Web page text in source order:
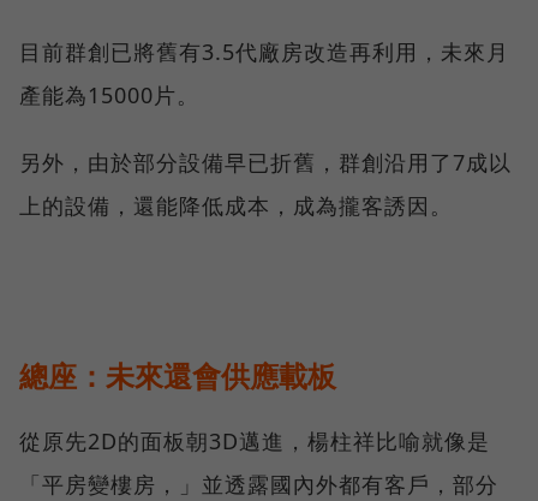
目前群創已將舊有3.5代廠房改造再利用，未來月
產能為15000片。
另外，由於部分設備早已折舊，群創沿用了7成以
上的設備，還能降低成本，成為攏客誘因。
總座：未來還會供應載板
從原先2D的面板朝3D邁進，楊柱祥比喻就像是
「平房變樓房，」並透露國內外都有客戶，部分